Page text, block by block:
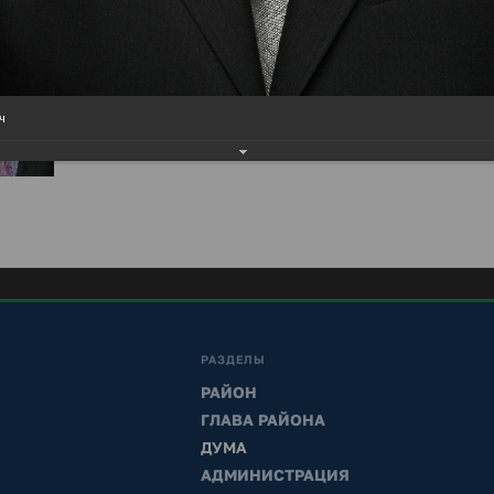
РАЗДЕЛЫ
РАЙОН
ГЛАВА РАЙОНА
ДУМА
АДМИНИСТРАЦИЯ